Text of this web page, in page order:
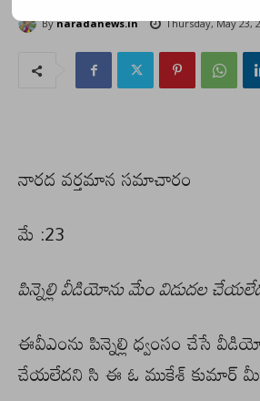
By naradanews.in Thursday, May 23,
నారద వర్తమాన సమాచారం
మే :23
పిన్నెల్లి వీడియోను మేం విడుదల
ఈవీఎంను పిన్నెల్లి ధ్వంసం చేసే
చేయలేదని సి ఈ ఓ ముకేశ్ కుమార్